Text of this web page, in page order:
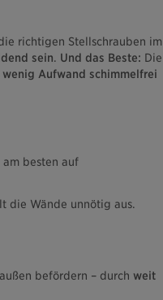
richtigen Stellschrauben im
sein. Und das Beste: Die
wenig Aufwand schimmelfrei
am besten auf
die Wände unnötig aus.
befördern – durch weit